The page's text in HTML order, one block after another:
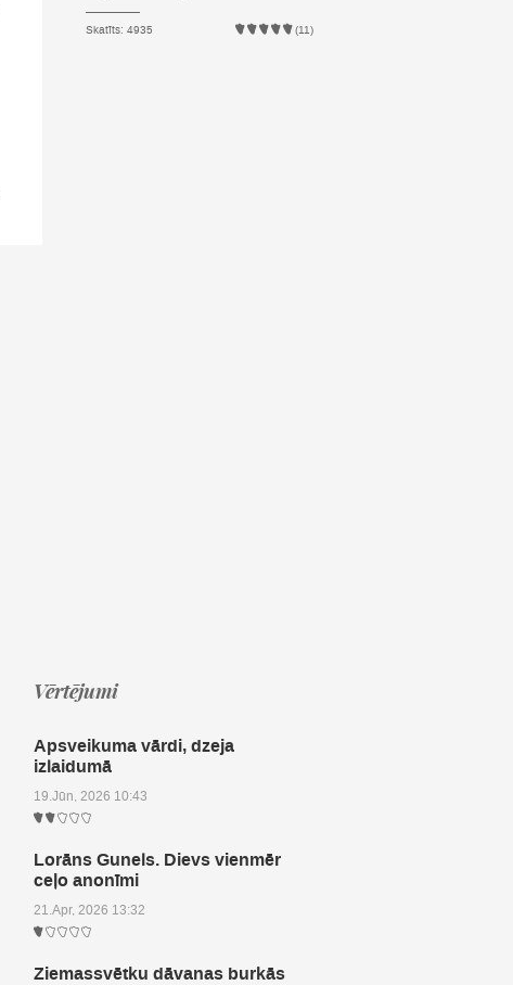
Skatīts: 4935 (11)
Vērtējumi
Apsveikuma vārdi, dzeja
izlaidumā
19.Jūn, 2026 10:43
Lorāns Gunels. Dievs vienmēr
ceļo anonīmi
21.Apr, 2026 13:32
Ziemassvētku dāvanas burkās